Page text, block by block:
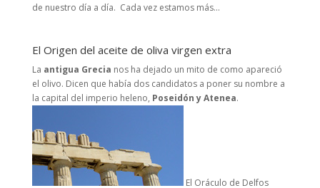
de nuestro día a día. Cada vez estamos más...
El Origen del aceite de oliva virgen extra
La antigua Grecia nos ha dejado un mito de como apareció
el olivo. Dicen que había dos candidatos a poner su nombre a
la capital del imperio heleno, Poseidón y Atenea.
El Oráculo de Delfos